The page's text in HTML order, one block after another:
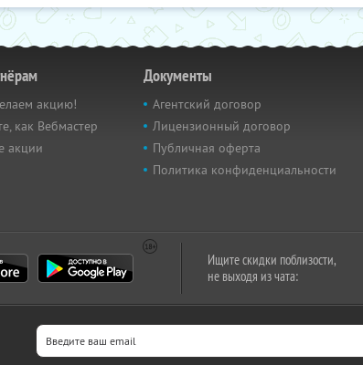
акцию!
как Вебмастер
акции
Документы
Агентский договор
Лицензионный договор
Публичная оферта
Политика конфиденциальности
Ищите скидки поблизости,
не выходя из чата: